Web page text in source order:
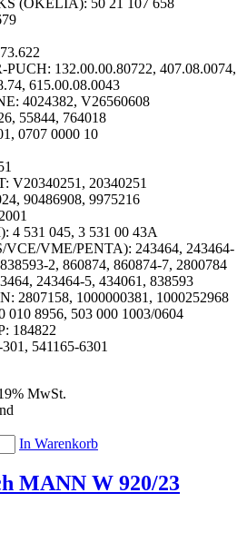
132.00.00.80722, 407.08.0074,
615.00.08.0043
4024382, V26560608
55844, 764018
0707 0000 10
20340251
90486908, 9975216
531 045, 3 531 00 43A
VME/PENTA): 243464, 243464-
2, 860874, 860874-7, 2800784
243464-5, 434061, 838593
2807158, 1000000381, 1000252968
8956, 503 000 1003/0604
184822
541165-6301
MwSt.
In Warenkorb
MANN W 920/23